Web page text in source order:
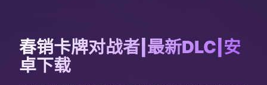
春销卡牌对战者|最新DLC|安
卓下载